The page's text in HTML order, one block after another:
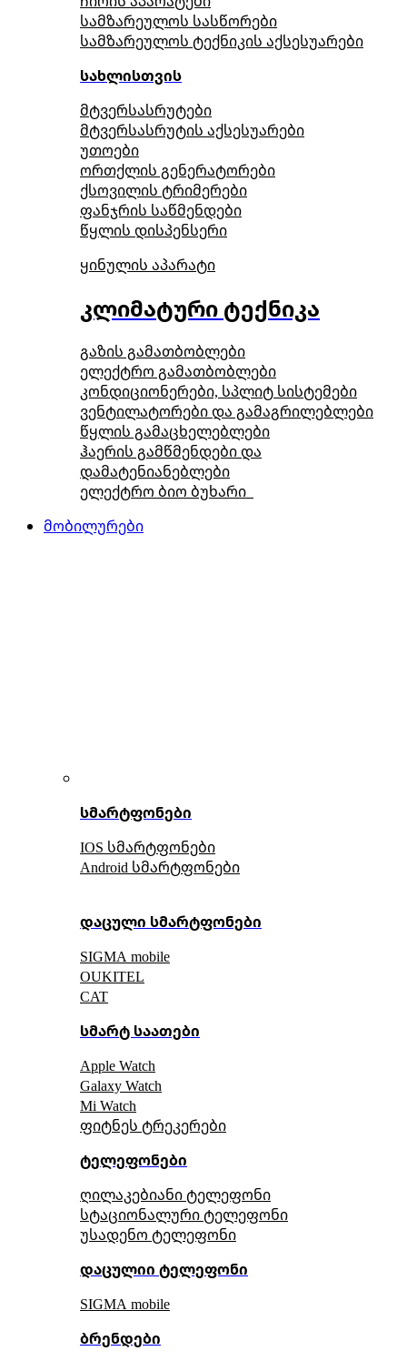
სამზარეულოს სასწორები
სამზარეულოს ტექნიკის აქსესუარები
სახლისთვის
მტვერსასრუტები
მტვერსასრუტის აქსესუარები
უთოები
ორთქლის გენერატორები
ქსოვილის ტრიმერები
ფანჯრის საწმენდები
წყლის დისპენსერი
ყინულის აპარატი
კლიმატური ტექნიკა
გაზის გამათბობლები
ელექტრო გამათბობლები
კონდიციონერები, სპლიტ სისტემები
ვენტილატორები და გამაგრილებლები
წყლის გამაცხელებლები
ჰაერის გამწმენდები და
დამატენიანებლები
ელექტრო ბიო ბუხარი
მობილურები
სმარტფონები
IOS სმარტფონები
Android სმარტფონები
დაცული სმარტფონები
SIGMA mobile
OUKITEL
CAT
სმარტ საათები
Apple Watch
Galaxy Watch
Mi Watch
ფიტნეს ტრეკერები
ტელეფონები
ღილაკებიანი ტელეფონი
სტაციონალური ტელეფონი
უსადენო ტელეფონი
დაცულიი ტელეფონი
SIGMA mobile
ბრენდები